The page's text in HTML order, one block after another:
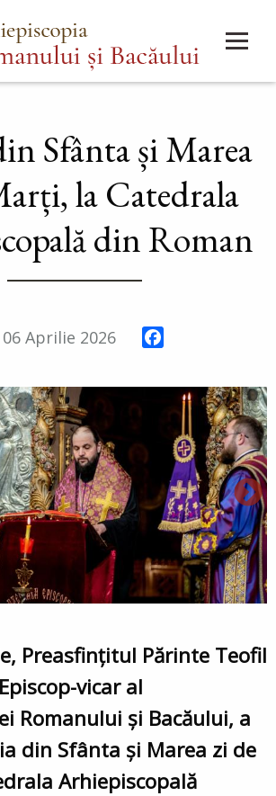
Sfânta și Marea
la Catedrala
din Roman
06 Aprilie 2026
Preasfințitul Părinte Teofil
vicar al
Romanului și Bacăului, a
din Sfânta și Marea zi de
Arhiepiscopală